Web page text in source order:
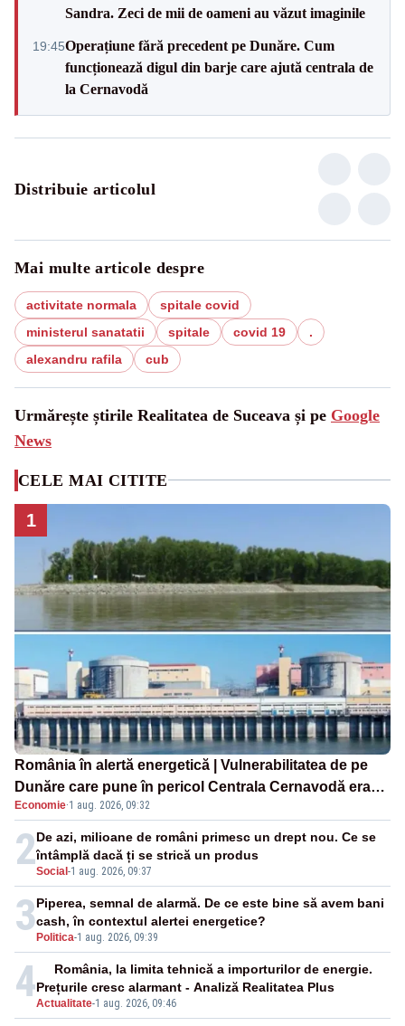
Sandra. Zeci de mii de oameni au văzut imaginile
19:45Operațiune fără precedent pe Dunăre. Cum
funcționează digul din barje care ajută centrala de
la Cernavodă
Distribuie articolul
Mai multe articole despre
activitate normala
spitale covid
ministerul sanatatii
spitale covid 19
.
alexandru rafila
cub
Urmărește știrile Realitatea de Suceava și pe Google
News
CELE MAI CITITE
1
România în alertă energetică | Vulnerabilitatea de pe
Dunăre care pune în pericol Centrala Cernavodă era
cunoscută de pe vremea lui Ceaușescu
Economie·1 aug. 2026, 09:32
2Social -1 aug. 2026, 09:37
De azi, milioane de români primesc un drept nou. Ce se
întâmplă dacă ți se strică un produs
3 Politica-1 aug. 2026, 09:39
Piperea, semnal de alarmă. De ce este bine să avem bani
cash, în contextul alertei energetice?
4Actualitate-1 aug. 2026, 09:46
România, la limita tehnică a importurilor de energie.
Prețurile cresc alarmant - Analiză Realitatea Plus